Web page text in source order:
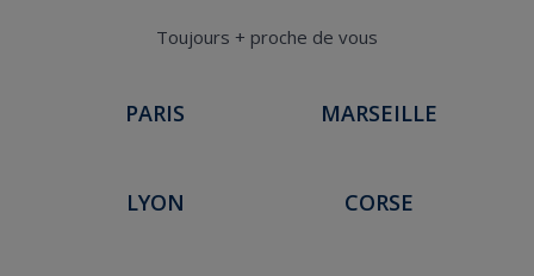
Toujours + proche de vous
PARIS MARSEILLE
LYON CORSE